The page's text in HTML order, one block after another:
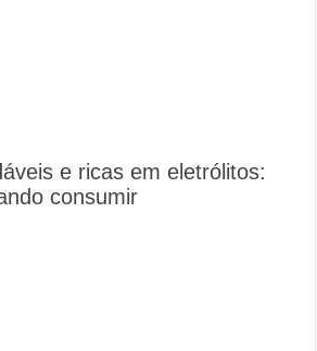
e ricas em eletrólitos:
consumir